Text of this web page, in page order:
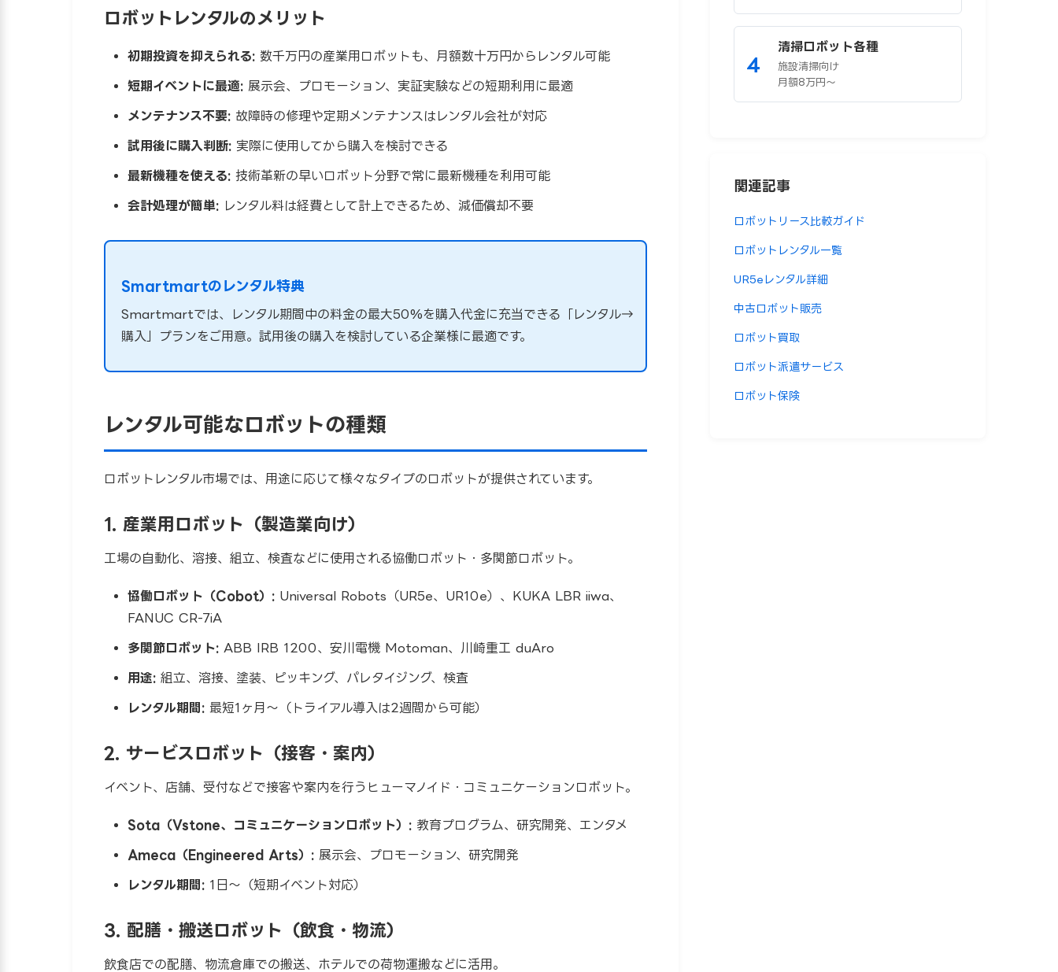
ロボットレンタルのメリット
初期投資を抑えられる: 数千万円の産業用ロボットも、月額数十万円からレンタル可能
短期イベントに最適: 展示会、プロモーション、実証実験などの短期利用に最適
メンテナンス不要: 故障時の修理や定期メンテナンスはレンタル会社が対応
試用後に購入判断: 実際に使用してから購入を検討できる
最新機種を使える: 技術革新の早いロボット分野で常に最新機種を利用可能
会計処理が簡単: レンタル料は経費として計上できるため、減価償却不要
Smartmartのレンタル特典
Smartmartでは、レンタル期間中の料金の最大50%を購入代金に充当できる「レンタル→
購入」プランをご用意。試用後の購入を検討している企業様に最適です。
レンタル可能なロボットの種類
ロボットレンタル市場では、用途に応じて様々なタイプのロボットが提供されています。
1. 産業用ロボット（製造業向け）
工場の自動化、溶接、組立、検査などに使用される協働ロボット・多関節ロボット。
協働ロボット（Cobot）: Universal Robots（UR5e、UR10e）、KUKA LBR iiwa、
FANUC CR-7iA
多関節ロボット: ABB IRB 1200、安川電機 Motoman、川崎重工 duAro
用途: 組立、溶接、塗装、ピッキング、パレタイジング、検査
レンタル期間: 最短1ヶ月〜（トライアル導入は2週間から可能）
2. サービスロボット（接客・案内）
イベント、店舗、受付などで接客や案内を行うヒューマノイド・コミュニケーションロボット。
Sota（Vstone、コミュニケーションロボット）: 教育プログラム、研究開発、エンタメ
Ameca（Engineered Arts）: 展示会、プロモーション、研究開発
レンタル期間: 1日〜（短期イベント対応）
3. 配膳・搬送ロボット（飲食・物流）
飲食店での配膳、物流倉庫での搬送、ホテルでの荷物運搬などに活用。
4
清掃ロボット各種
施設清掃向け
月額8万円〜
関連記事
ロボットリース比較ガイド
ロボットレンタル一覧
UR5eレンタル詳細
中古ロボット販売
ロボット買取
ロボット派遣サービス
ロボット保険